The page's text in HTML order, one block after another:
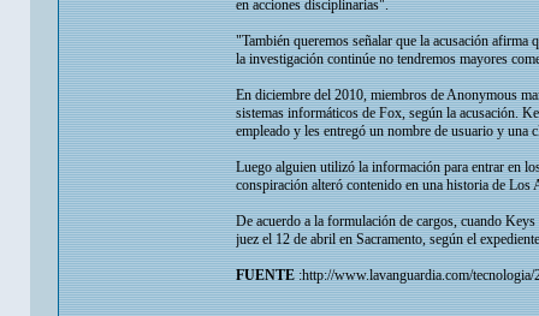
en acciones disciplinarias".
"También queremos señalar que la acusación
la investigación continúe no tendremos mayores
En diciembre del 2010, miembros de Anonymous
sistemas informáticos de Fox, según la acusación.
empleado y les entregó un nombre de usuario y una
Luego alguien utilizó la información para entrar en
conspiración alteró contenido en una historia de
De acuerdo a la formulación de cargos, cuando
juez el 12 de abril en Sacramento, según el
FUENTE:http://www.lavanguardia.com/tecnologia/